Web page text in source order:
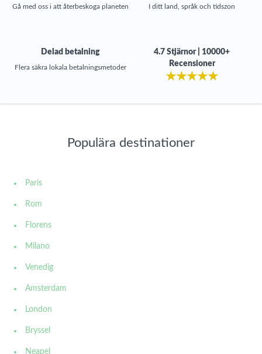
Gå med oss i att återbeskoga planeten I ditt land, språk och tidszon
Delad betalning
Flera säkra lokala betalningsmetoder
4.7 Stjärnor | 10000+
Recensioner
★★★★★
Populära destinationer
Paris
Rom
Florens
Milano
Venedig
Amsterdam
London
Bryssel
Neapel